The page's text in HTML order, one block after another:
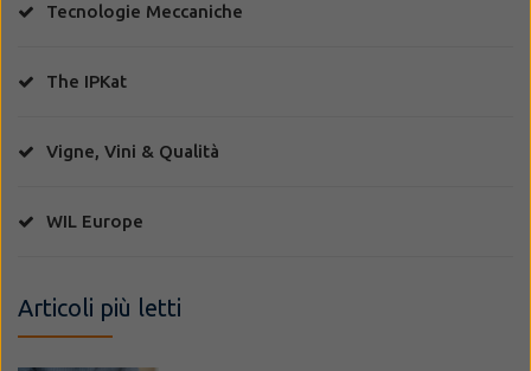
Tecnologie Meccaniche
The IPKat
Vigne, Vini & Qualità
WIL Europe
Articoli più letti